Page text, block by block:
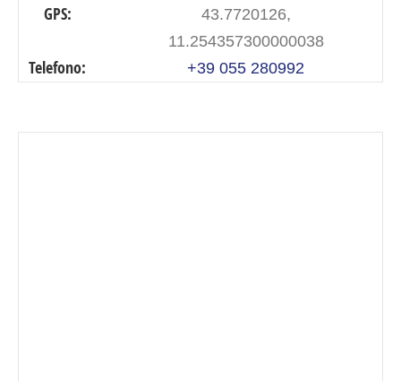
GPS:
43.7720126,
11.254357300000038
Telefono: +39 055 280992